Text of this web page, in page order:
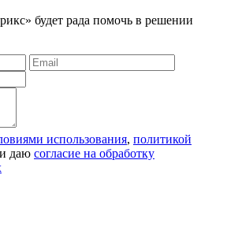
будет рада помочь в решении
использования, политикой
и даю согласие на обработку